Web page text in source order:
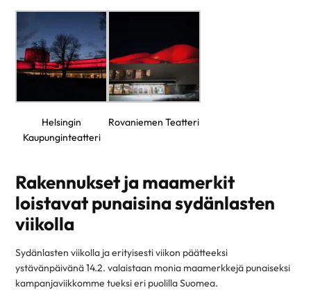
Helsingin
Kaupunginteatteri
Rovaniemen Teatteri
Rakennukset ja maamerkit
loistavat punaisina sydänlasten
viikolla
Sydänlasten viikolla ja erityisesti viikon päätteeksi
ystävänpäivänä 14.2. valaistaan monia maamerkkejä punaiseksi
kampanjaviikkomme tueksi eri puolilla Suomea.